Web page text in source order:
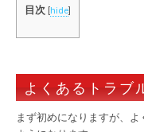
目次 [hide]
よくあるトラブ
まず初めになりますが、